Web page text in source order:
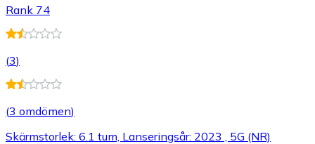
Rank 74
(3)
(3 omdömen)
Skärmstorlek: 6.1 tum, Lanseringsår: 2023 , 5G (NR)